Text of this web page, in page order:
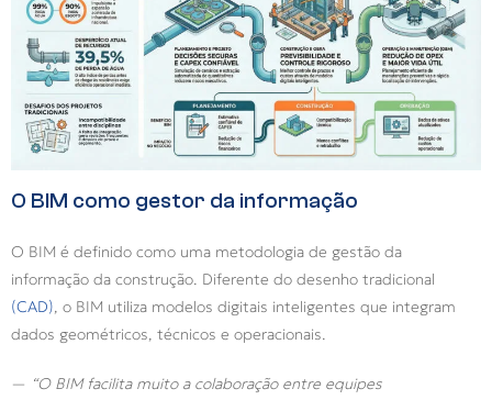
O BIM como gestor da informação
O BIM é definido como uma metodologia de gestão da
informação da construção. Diferente do desenho tradicional
(CAD), o BIM utiliza modelos digitais inteligentes que integram
dados geométricos, técnicos e operacionais.
— “O BIM facilita muito a colaboração entre equipes